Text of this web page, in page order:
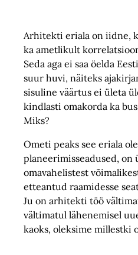
Arhitekti eriala on iidne,
ka ametlikult
Seda aga ei saa öelda
suur huvi, näiteks
sisuline väärtus ei ületa
kindlasti omakorda ka
Miks?
Ometi peaks see eriala
planeerimisseadused,
omavahelistest
etteantud raamidesse
Ju on arhitekti töö
vältimatul lähenemisel
kaoks, oleksime millestki